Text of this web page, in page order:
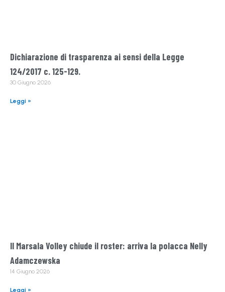
Dichiarazione di trasparenza ai sensi della Legge
124/2017 c. 125-129.
30 Giugno 2026
Leggi »
Il Marsala Volley chiude il roster: arriva la polacca Nelly
Adamczewska
14 Giugno 2026
Leggi »